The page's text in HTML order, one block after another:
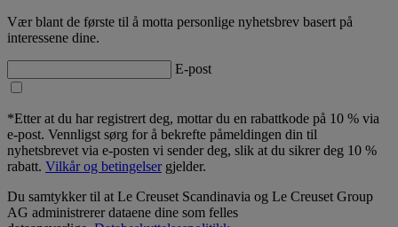
Vær blant de første til å motta personlige nyhetsbrev basert på
interessene dine.
E-post
*Etter at du har registrert deg, mottar du en rabattkode på 10 % via
e-post. Vennligst sørg for å bekrefte påmeldingen din til
nyhetsbrevet via e-posten vi sender deg, slik at du sikrer deg 10 %
rabatt. Vilkår og betingelsergjelder.
Du samtykker til at Le Creuset Scandinavia og Le Creuset Group
AG administrerer dataene dine som felles